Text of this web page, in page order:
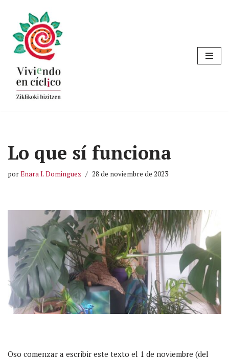
Saltar
al
contenido
Lo que sí funciona
porEnara I. Dominguez 28 de noviembre de 2023
Oso comenzar a escribir este texto el 1 de noviembre (del